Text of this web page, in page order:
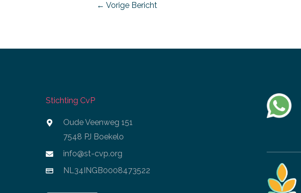
← Vorige Bericht
Stichting CvP
Oude Veenweg 151
7548 PJ Boekelo
info@st-cvp.org
NL34INGB0008473522